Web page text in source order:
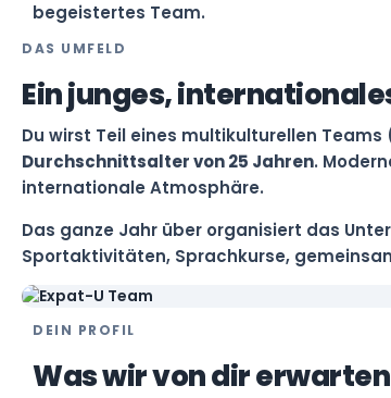
begeistertes Team.
DAS UMFELD
Ein junges,
Du wirst Teil eines multikulturellen
Durchschnittsalter von 25 Jahren.
internationale Atmosphäre.
Das ganze Jahr über organisiert das
Sportaktivitäten, Sprachkurse,
DEIN PROFIL
Was wir von dir erwarten